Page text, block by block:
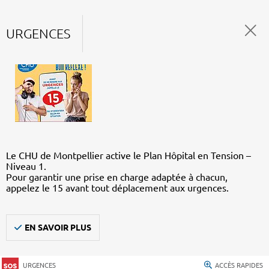
URGENCES
Le CHU de Montpellier active le Plan Hôpital en Tension –
Niveau 1.
Pour garantir une prise en charge adaptée à chacun,
appelez le 15 avant tout déplacement aux urgences.
EN SAVOIR PLUS
URGENCES ACCÈS RAPIDES